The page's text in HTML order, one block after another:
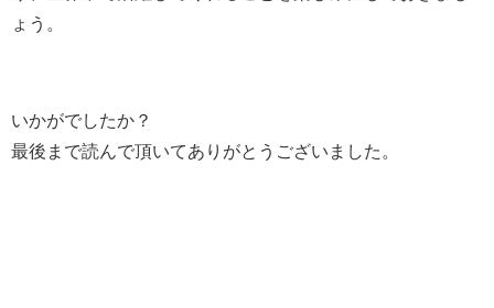
ょう。
いかがでしたか？
最後まで読んで頂いてありがとうございました。